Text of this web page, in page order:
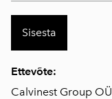
Ettevõte:
Calvinest Group OÜ